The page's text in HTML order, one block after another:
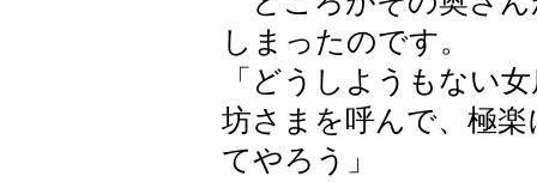
しまったのです。
「どうしようもない
坊さまを呼んで、極
てやろう」